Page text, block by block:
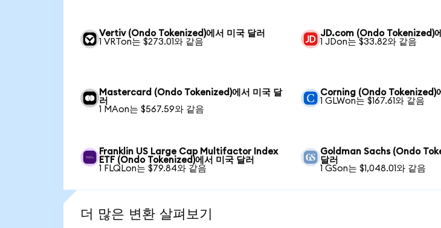
Vertiv (Ondo Tokenized)에서 미국 달러
1 VRTon는 $273.01와 같음
JD.com (Ondo Tokenized)
1 JDon는 $33.82와 같음
Mastercard (Ondo Tokenized)에서 미국 달
러
1 MAon는 $567.59와 같음
Corning (Ondo Tokenized)
1 GLWon는 $167.61와 같음
Franklin US Large Cap Multifactor Index
ETF (Ondo Tokenized)에서 미국 달러
1 FLQLon는 $79.84와 같음
Goldman Sachs (Ondo
달러
1 GSon는 $1,048.01와 같음
더 많은 변환 살펴보기